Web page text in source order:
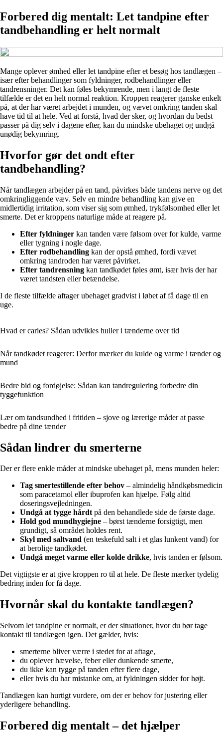
Forbered dig mentalt: Let tandpine efter
tandbehandling er helt normalt
Mange oplever ømhed eller let tandpine efter et besøg hos tandlægen –
især efter behandlinger som fyldninger, rodbehandlinger eller
tandrensninger. Det kan føles bekymrende, men i langt de fleste
tilfælde er det en helt normal reaktion. Kroppen reagerer ganske enkelt
på, at der har været arbejdet i munden, og vævet omkring tanden skal
have tid til at hele. Ved at forstå, hvad der sker, og hvordan du bedst
passer på dig selv i dagene efter, kan du mindske ubehaget og undgå
unødig bekymring.
Hvorfor gør det ondt efter
tandbehandling?
Når tandlægen arbejder på en tand, påvirkes både tandens nerve og det
omkringliggende væv. Selv en mindre behandling kan give en
midlertidig irritation, som viser sig som ømhed, trykfølsomhed eller let
smerte. Det er kroppens naturlige måde at reagere på.
Efter fyldninger kan tanden være følsom over for kulde, varme
eller tygning i nogle dage.
Efter rodbehandling kan der opstå ømhed, fordi vævet
omkring tandroden har været påvirket.
Efter tandrensning kan tandkødet føles ømt, især hvis der har
været tandsten eller betændelse.
I de fleste tilfælde aftager ubehaget gradvist i løbet af få dage til en
uge.
Hvad er caries? Sådan udvikles huller i tænderne over tid
Når tandkødet reagerer: Derfor mærker du kulde og varme i tænder og
mund
Bedre bid og fordøjelse: Sådan kan tandregulering forbedre din
tyggefunktion
Lær om tandsundhed i fritiden – sjove og lærerige måder at passe
bedre på dine tænder
Sådan lindrer du smerterne
Der er flere enkle måder at mindske ubehaget på, mens munden heler:
Tag smertestillende efter behov – almindelig håndkøbsmedicin
som paracetamol eller ibuprofen kan hjælpe. Følg altid
doseringsvejledningen.
Undgå at tygge hårdtpå den behandlede side de første dage.
Hold god mundhygiejne – børst tænderne forsigtigt, men
grundigt, så området holdes rent.
Skyl med saltvand (en teskefuld salt i et glas lunkent vand) for
at berolige tandkødet.
Undgå meget varme eller kolde drikke, hvis tanden er følsom.
Det vigtigste er at give kroppen ro til at hele. De fleste mærker tydelig
bedring inden for få dage.
Hvornår skal du kontakte tandlægen?
Selvom let tandpine er normalt, er der situationer, hvor du bør tage
kontakt til tandlægen igen. Det gælder, hvis:
smerterne bliver værre i stedet for at aftage,
du oplever hævelse, feber eller dunkende smerte,
du ikke kan tygge på tanden efter flere dage,
eller hvis du har mistanke om, at fyldningen sidder for højt.
Tandlægen kan hurtigt vurdere, om der er behov for justering eller
yderligere behandling.
Forbered dig mentalt – det hjælper